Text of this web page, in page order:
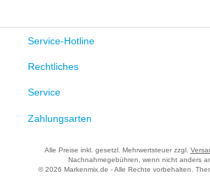
Service-Hotline
Rechtliches
Service
Zahlungsarten
Alle Preise inkl. gesetzl. Mehrwertsteuer zzgl.
Nachnahmegebühren, wenn nicht anders
© 2026 Markenmix.de - Alle Rechte vorbehalten.